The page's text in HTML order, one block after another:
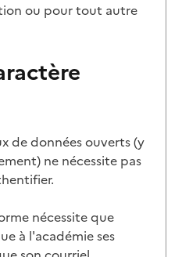
ou pour tout autre
de données ouverts (y
ne nécessite pas
nécessite que
à l'académie ses